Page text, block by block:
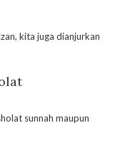
kita juga dianjurkan
sunnah maupun